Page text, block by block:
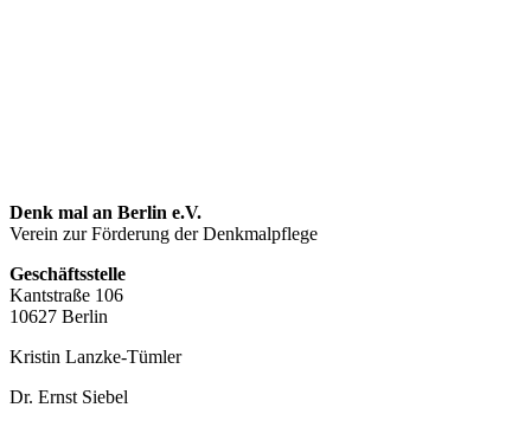
Denk mal an Berlin e.V.
Verein zur Förderung der Denkmalpflege
Geschäftsstelle
Kantstraße 106
10627 Berlin
Kristin Lanzke-Tümler
Dr. Ernst Siebel